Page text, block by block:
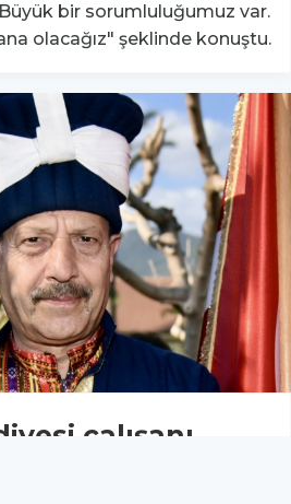
bir sorumluluğumuz var.
olacağız" şeklinde konuştu.
çalışanı